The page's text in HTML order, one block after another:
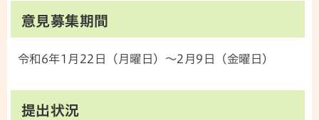
意見募集期間
令和6年1月22日（月曜日）～2月9日（金曜日）
提出状況